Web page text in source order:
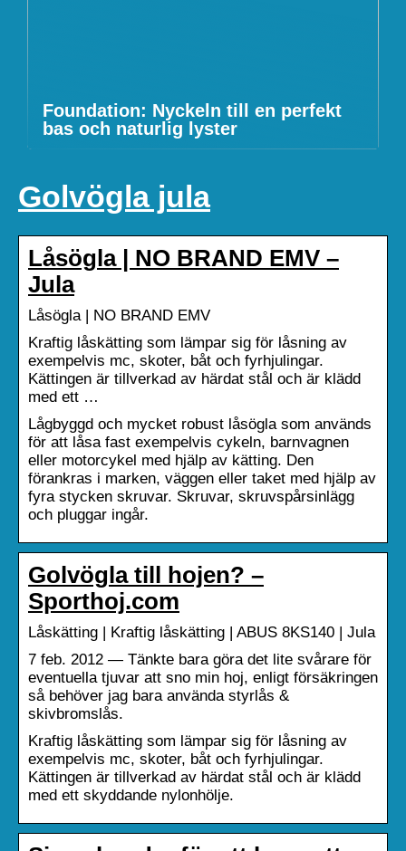
Foundation: Nyckeln till en perfekt
bas och naturlig lyster
Golvögla jula
Låsögla | NO BRAND EMV –
Jula
Låsögla | NO BRAND EMV
Kraftig låskätting som lämpar sig för låsning av
exempelvis mc, skoter, båt och fyrhjulingar.
Kättingen är tillverkad av härdat stål och är klädd
med ett …
Lågbyggd och mycket robust låsögla som används
för att låsa fast exempelvis cykeln, barnvagnen
eller motorcykel med hjälp av kätting. Den
förankras i marken, väggen eller taket med hjälp av
fyra stycken skruvar. Skruvar, skruvspårsinlägg
och pluggar ingår.
Golvögla till hojen? –
Sporthoj.com
Låskätting | Kraftig låskätting | ABUS 8KS140 | Jula
7 feb. 2012 — Tänkte bara göra det lite svårare för
eventuella tjuvar att sno min hoj, enligt försäkringen
så behöver jag bara använda styrlås &
skivbromslås.
Kraftig låskätting som lämpar sig för låsning av
exempelvis mc, skoter, båt och fyrhjulingar.
Kättingen är tillverkad av härdat stål och är klädd
med ett skyddande nylonhölje.